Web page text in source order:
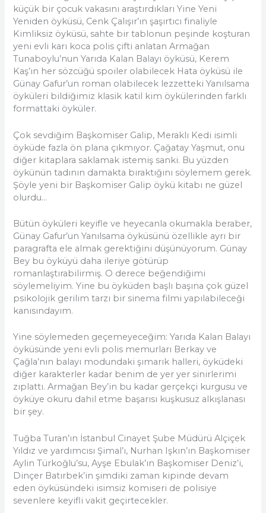
küçük bir çocuk vakasını araştırdıkları Yine Yeni
Yeniden öyküsü, Cenk Çalışır’ın şaşırtıcı finaliyle
Kimliksiz öyküsü, sahte bir tablonun peşinde koşturan
yeni evli karı koca polis çifti anlatan Armağan
Tunaboylu’nun Yarıda Kalan Balayı öyküsü, Kerem
Kaş’ın her sözcüğü spoiler olabilecek Hata öyküsü ile
Günay Gafur’un roman olabilecek lezzetteki Yanılsama
öyküleri bildiğimiz klasik katil kim öykülerinden farklı
formattaki öyküler.
Çok sevdiğim Başkomiser Galip, Meraklı Kedi isimli
öyküde fazla ön plana çıkmıyor. Çağatay Yaşmut, onu
diğer kitaplara saklamak istemiş sanki. Bu yüzden
öykünün tadının damakta bıraktığını söylemem gerek.
Şöyle yeni bir Başkomiser Galip öykü kitabı ne güzel
olurdu…
Bütün öyküleri keyifle ve heyecanla okumakla beraber,
Günay Gafur’un Yanılsama öyküsünü özellikle ayrı bir
paragrafta ele almak gerektiğini düşünüyorum. Günay
Bey bu öyküyü daha ileriye götürüp
romanlaştırabilirmiş. O derece beğendiğimi
söylemeliyim. Yine bu öyküden başlı başına çok güzel
psikolojik gerilim tarzı bir sinema filmi yapılabileceği
kanısındayım.
Yine söylemeden geçemeyeceğim: Yarıda Kalan Balayı
öyküsünde yeni evli polis memurları Berkay ve
Çağla’nın balayı modundaki şımarık halleri, öyküdeki
diğer karakterler kadar benim de yer yer sinirlerimi
zıplattı. Armağan Bey’in bu kadar gerçekçi kurgusu ve
öyküye okuru dahil etme başarısı kuşkusuz alkışlanası
bir şey.
Tuğba Turan’ın İstanbul Cinayet Şube Müdürü Alçiçek
Yıldız ve yardımcısı Şimal’ı, Nurhan Işkın’ın Başkomiser
Aylin Türkoğlu’su, Ayşe Ebulak’ın Başkomiser Deniz’i,
Dinçer Batırbek’in şimdiki zaman kipinde devam
eden öyküsündeki isimsiz komiseri de polisiye
sevenlere keyifli vakit geçirtecekler.